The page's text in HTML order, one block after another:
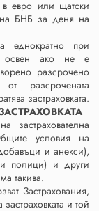
в евро или щатски
БНБ за деня на
еднократно при
освен ако не е
разсрочено
разсрочената
застраховката.
застрахователна
условия на
и анекси),
полици) и други
такива.
Застрахования,
и той